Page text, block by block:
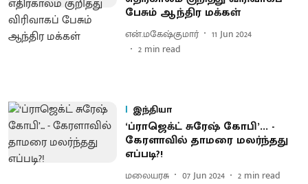
பேசும் ஆந்திர மக்கள்
என்.மகேஷ்குமார்
11 Jun 2024
2 min read
இந்தியா
‘ப்ராஜெக்ட் சுரேஷ் கோபி’... -
கேரளாவில் தாமரை மலர்ந்தது
எப்படி?!
மலையரசு 07 Jun 2024 2 min read